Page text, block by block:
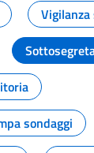
Vigilanza
sondaggi